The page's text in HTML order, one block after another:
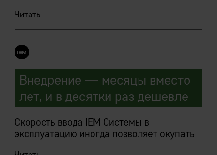
функциональность наращивается
быстро.
Внедряемые IEM-решения являются
сборными, под требования конкретного
предприятия, конструкторами.
Заказчик в ходе предпроектных работ
мечтает «хочу то, то и то, и еще вот
такую-то клевую штуку где-то слышал, ее
тоже хочу».
Читать
Внедрение — месяцы вместо
лет, и в десятки раз дешевле
Скорость ввода IEM Системы в
эксплуатацию иногда позволяет окупать